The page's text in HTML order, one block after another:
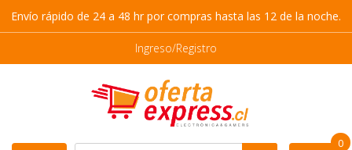
Envío rápido de 24 a 48 hr por compras hasta las 12 de la noche.
Ingreso/Registro
0